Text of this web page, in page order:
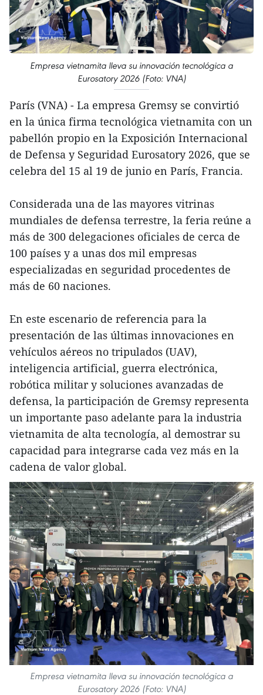
Empresa vietnamita lleva su innovación tecnológica a
Eurosatory 2026 (Foto: VNA)
París (VNA) - La empresa Gremsy se convirtió
en la única firma tecnológica vietnamita con un
pabellón propio en la Exposición Internacional
de Defensa y Seguridad Eurosatory 2026, que se
celebra del 15 al 19 de junio en París, Francia.
Considerada una de las mayores vitrinas
mundiales de defensa terrestre, la feria reúne a
más de 300 delegaciones oficiales de cerca de
100 países y a unas dos mil empresas
especializadas en seguridad procedentes de
más de 60 naciones.
En este escenario de referencia para la
presentación de las últimas innovaciones en
vehículos aéreos no tripulados (UAV),
inteligencia artificial, guerra electrónica,
robótica militar y soluciones avanzadas de
defensa, la participación de Gremsy representa
un importante paso adelante para la industria
vietnamita de alta tecnología, al demostrar su
capacidad para integrarse cada vez más en la
cadena de valor global.
Empresa vietnamita lleva su innovación tecnológica a
Eurosatory 2026 (Foto: VNA)